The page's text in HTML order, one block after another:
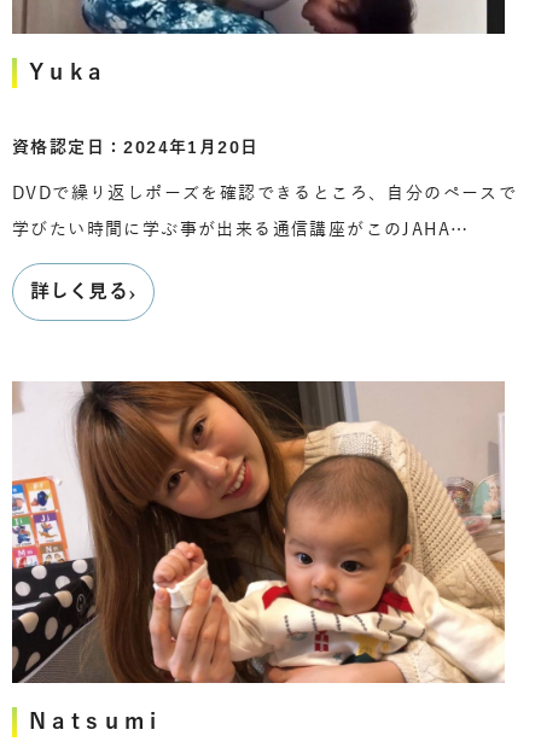
Yuka
資格認定日：2024年1月20日
DVDで繰り返しポーズを確認できるところ、自分のペースで
学びたい時間に学ぶ事が出来る通信講座がこのJAHA…
詳しく見る›
Natsumi